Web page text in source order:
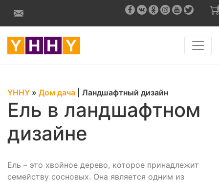
YHHY » Дом дача Ландшафтный дизайн
Ель в ландшафтном
дизайне
Ель – это хвойное дерево, которое принадлежит
семейству сосновых. Она является одним из